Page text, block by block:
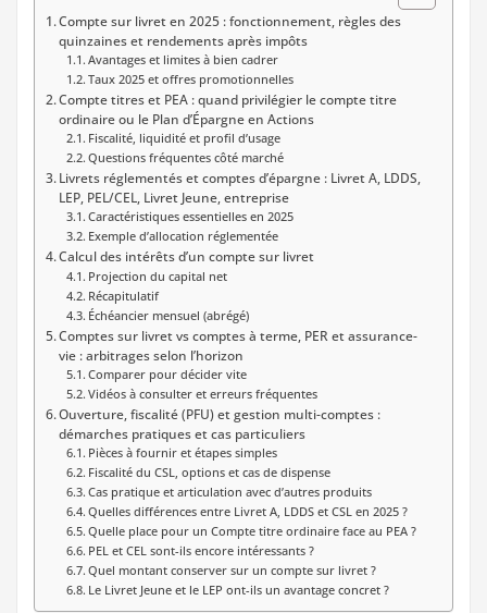
Compte sur livret en 2025 : fonctionnement, règles des
quinzaines et rendements après impôts
Avantages et limites à bien cadrer
Taux 2025 et offres promotionnelles
Compte titres et PEA : quand privilégier le compte titre
ordinaire ou le Plan d’Épargne en Actions
Fiscalité, liquidité et profil d’usage
Questions fréquentes côté marché
Livrets réglementés et comptes d’épargne : Livret A, LDDS,
LEP, PEL/CEL, Livret Jeune, entreprise
Caractéristiques essentielles en 2025
Exemple d’allocation réglementée
Calcul des intérêts d’un compte sur livret
Projection du capital net
Récapitulatif
Échéancier mensuel (abrégé)
Comptes sur livret vs comptes à terme, PER et assurance-
vie : arbitrages selon l’horizon
Comparer pour décider vite
Vidéos à consulter et erreurs fréquentes
Ouverture, fiscalité (PFU) et gestion multi-comptes :
démarches pratiques et cas particuliers
Pièces à fournir et étapes simples
Fiscalité du CSL, options et cas de dispense
Cas pratique et articulation avec d’autres produits
Quelles différences entre Livret A, LDDS et CSL en 2025 ?
Quelle place pour un Compte titre ordinaire face au PEA ?
PEL et CEL sont-ils encore intéressants ?
Quel montant conserver sur un compte sur livret ?
Le Livret Jeune et le LEP ont-ils un avantage concret ?